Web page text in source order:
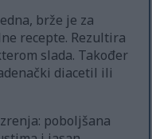
brže je za
recepte. Rezultira
slada. Također
diacetil ili
poboljšana